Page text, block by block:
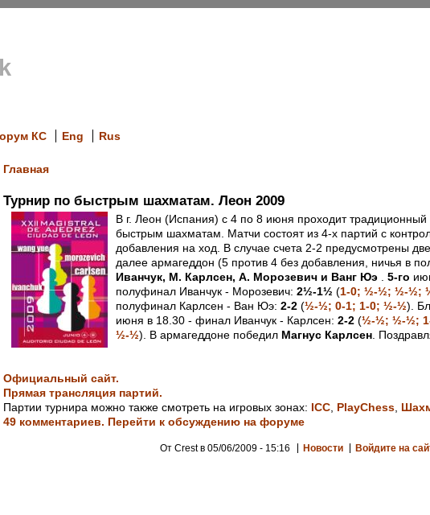
КС Eng Rus
Главная
Турнир по быстрым шахматам. Леон 2009
В г. Леон (Испания) с 4 по 8 июня проходит традиционный
быстрым шахматам. Матчи состоят из 4-х партий с
добавления на ход. В случае счета 2-2 предусмотрены
далее армагеддон (5 против 4 без добавления, ничья в
Иванчук, М. Карлсен, А. Морозевич и Ванг Юэ. 5-го
полуфинал Иванчук - Морозевич: 2½-1½ (1-0; ½-½; ½-½;
полуфинал Карлсен - Ван Юэ: 2-2(½-½; 0-1; 1-0; ½-½).
июня в 18.30 - финал Иванчук - Карлсен: 2-2(½-½; ½-½;
½-½). В армагеддоне победил Магнус Карлсен.
Официальный сайт.
Прямая трансляция партий.
Партии турнира можно также смотреть на игровых зонах: ICC, PlayChess,
49 комментариев. Перейти к обсуждению на форуме
От Crest в 05/06/2009 - 15:16 Новости Войдите на